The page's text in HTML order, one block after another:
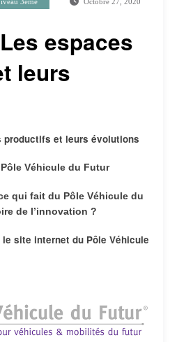
3ème Octobre 27, 2020
espaces
leurs
productifs et leurs évolutions
Véhicule du Futur
qui fait du Pôle Véhicule du
de l’innovation ?
site internet du Pôle Véhicule